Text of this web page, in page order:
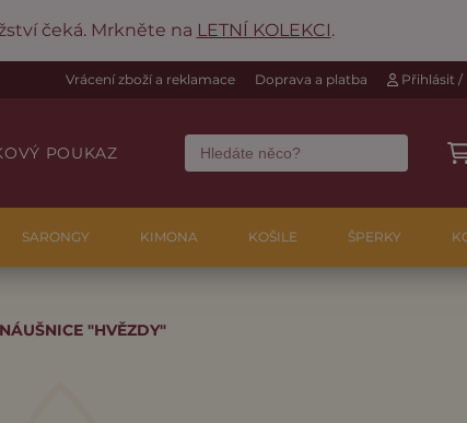
čeká. Mrkněte na LETNÍ KOLEKCI.
Přihlásit
Vrácení zboží a reklamace Doprava a platba
POUKAZ
SARONGY KIMONA KOŠILE ŠPERKY
"HVĚZDY"